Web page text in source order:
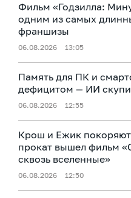
Фильм «Годзилла:
одним из самых
франшизы
06.08.2026 13:05
Память для ПК и
дефицитом — ИИ
06.08.2026 12:55
Крош и Ежик
прокат вышел фильм
сквозь вселенные»
06.08.2026 12:50